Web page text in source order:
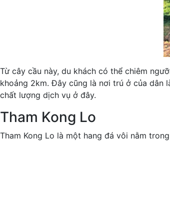
Từ cây cầu này, du khách có thể chiêm
khoảng 2km. Đây cũng là nơi trú ở của dân
chất lượng dịch vụ ở đây.
Tham Kong Lo
Tham Kong Lo là một hang đá vôi nằm